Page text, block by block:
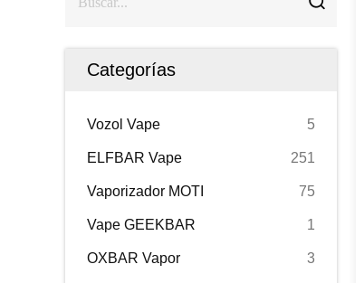
Categorías
Vozol Vape 5
ELFBAR Vape 251
Vaporizador MOTI 75
Vape GEEKBAR 1
OXBAR Vapor 3